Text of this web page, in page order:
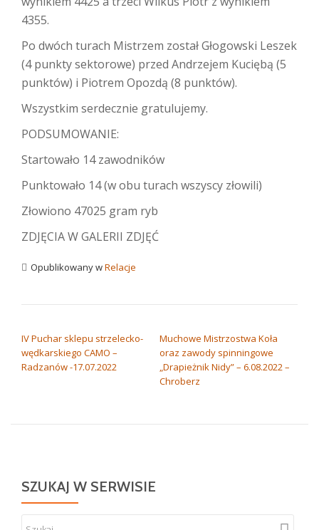
4355.
Po dwóch turach Mistrzem został Głogowski Leszek
(4 punkty sektorowe) przed Andrzejem Kuciębą (5
punktów) i Piotrem Opozdą (8 punktów).
Wszystkim serdecznie gratulujemy.
PODSUMOWANIE:
Startowało 14 zawodników
Punktowało 14 (w obu turach wszyscy złowili)
Złowiono 47025 gram ryb
ZDJĘCIA W GALERII ZDJĘĆ
Opublikowany wRelacje
IV Puchar sklepu strzelecko-
wędkarskiego CAMO –
Radzanów -17.07.2022
Muchowe Mistrzostwa Koła
oraz zawody spinningowe
„Drapieżnik Nidy” – 6.08.2022 –
Chroberz
SZUKAJ W SERWISIE